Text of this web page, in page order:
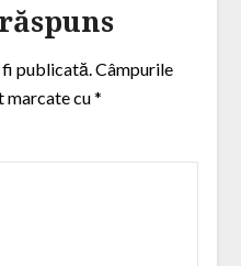
fi publicată.Câmpurile
marcate cu*